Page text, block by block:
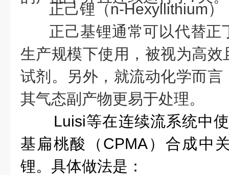
正己锂（n-Hexyllithium）
正己基锂通常可以代替正
生产规模下使用，被视为高
试剂。另外，就流动化学而
其气态副产物更易于处理。
Luisi等在连续流系统中
基扁桃酸（CPMA）合成中
锂。具体做法是：